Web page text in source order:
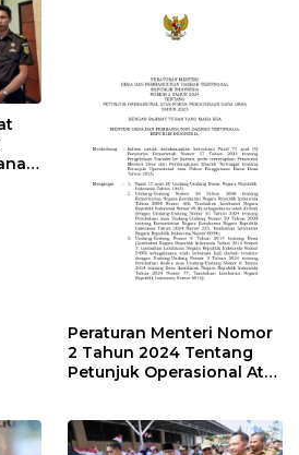
Peraturan Menteri Nomor
2 Tahun 2024 Tentang
Petunjuk Operasional Atas